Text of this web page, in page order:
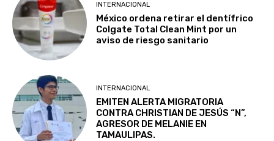
INTERNACIONAL
México ordena retirar el dentífrico
Colgate Total Clean Mint por un
aviso de riesgo sanitario
INTERNACIONAL
EMITEN ALERTA MIGRATORIA
CONTRA CHRISTIAN DE JESÚS “N”,
AGRESOR DE MELANIE EN
TAMAULIPAS.